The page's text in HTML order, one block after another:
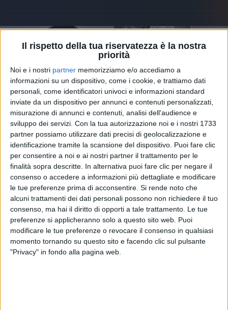
Il rispetto della tua riservatezza è la nostra
priorità
Noi e i nostri partner memorizziamo e/o accediamo a
informazioni su un dispositivo, come i cookie, e trattiamo dati
personali, come identificatori univoci e informazioni standard
inviate da un dispositivo per annunci e contenuti personalizzati,
misurazione di annunci e contenuti, analisi dell'audience e
sviluppo dei servizi. Con la tua autorizzazione noi e i nostri 1733
partner possiamo utilizzare dati precisi di geolocalizzazione e
identificazione tramite la scansione del dispositivo. Puoi fare clic
per consentire a noi e ai nostri partner il trattamento per le
finalità sopra descritte. In alternativa puoi fare clic per negare il
consenso o accedere a informazioni più dettagliate e modificare
le tue preferenze prima di acconsentire. Si rende noto che
alcuni trattamenti dei dati personali possono non richiedere il tuo
consenso, ma hai il diritto di opporti a tale trattamento. Le tue
preferenze si applicheranno solo a questo sito web. Puoi
modificare le tue preferenze o revocare il consenso in qualsiasi
momento tornando su questo sito e facendo clic sul pulsante
"Privacy" in fondo alla pagina web.
NEWS 22 giu 2020
Tiziano Ferro e Jovanotti, il video “Balla per
me”: “Follia e divertimento”
La clip arriva proprio nell'anniversario dell'uscita del
singolo Xdono